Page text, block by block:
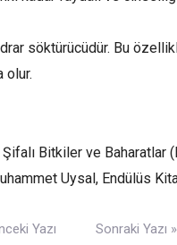
söktürücüdür. Bu
olur.
Şifalı Bitkiler ve Baharatlar
Uysal, Endülüs
Yazı Sonraki Yazı »